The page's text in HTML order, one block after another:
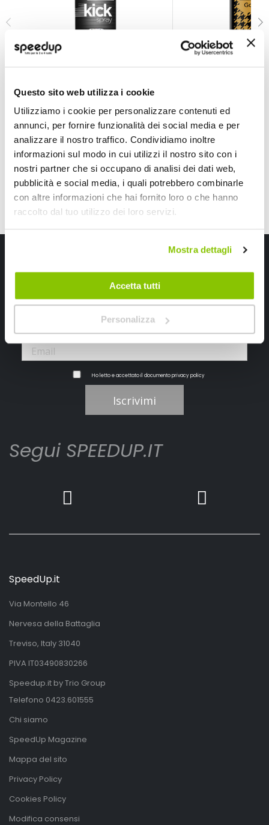
Questo sito web utilizza i cookie
Utilizziamo i cookie per personalizzare contenuti ed
annunci, per fornire funzionalità dei social media e per
analizzare il nostro traffico. Condividiamo inoltre
informazioni sul modo in cui utilizzi il nostro sito con i
nostri partner che si occupano di analisi dei dati web,
pubblicità e social media, i quali potrebbero combinarle
con altre informazioni che hai fornito loro o che hanno
raccolto dal tuo utilizzo dei loro servizi.
Mostra dettagli
Accetta tutti
Personalizza
30ml
4,65 €
CONSEGNA IN 48H
5,95 €
CONSEGNA IN 48H
Iscriviti alla newsletter Speedup
Ricevi subito uno sconto del 10% per il tuo primo acquisto online!
Ho letto e accettato il documentoprivacy policy
Iscrivimi
Segui SPEEDUP.IT
SpeedUp.it
Via Montello 46
Nervesa della Battaglia
Treviso, Italy 31040
PIVA IT03490830266
Speedup.it by Trio Group
Telefono 0423.601555
Chi siamo
SpeedUp Magazine
Mappa del sito
Privacy Policy
Cookies Policy
Modifica consensi